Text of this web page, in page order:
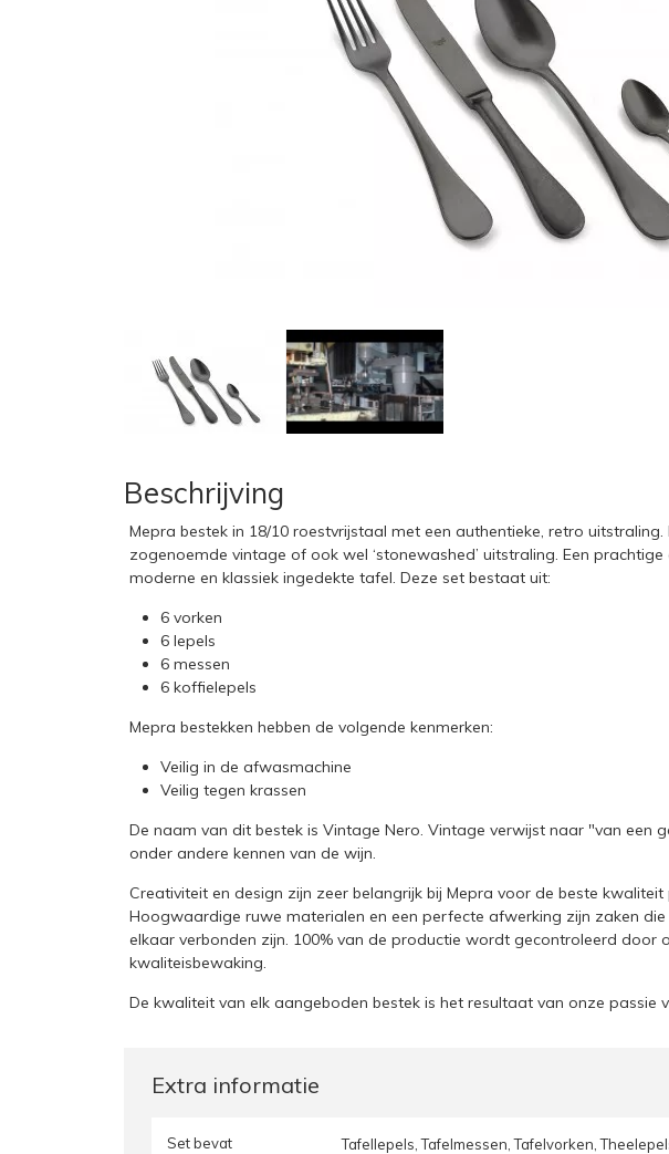
Beschrijving
Mepra bestek in 18/10 roestvrijstaal met een authentieke, retro
zogenoemde vintage of ook wel ‘stonewashed’ uitstraling. Een
moderne en klassiek ingedekte tafel. Deze set bestaat uit:
6 vorken
6 lepels
6 messen
6 koffielepels
Mepra bestekken hebben de volgende kenmerken:
Veilig in de afwasmachine
Veilig tegen krassen
De naam van dit bestek is Vintage Nero. Vintage verwijst naar "van een
onder andere kennen van de wijn.
Creativiteit en design zijn zeer belangrijk bij Mepra voor de beste kwaliteit
Hoogwaardige ruwe materialen en een perfecte afwerking zijn zaken
elkaar verbonden zijn. 100% van de productie wordt gecontroleerd door
kwaliteisbewaking.
De kwaliteit van elk aangeboden bestek is het resultaat van onze passie
Extra informatie
Set bevat Tafellepels, Tafelmessen, Tafelvorken,